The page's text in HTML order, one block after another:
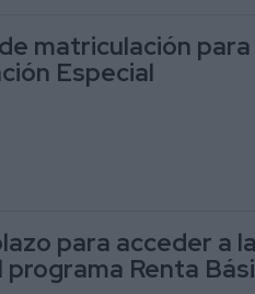
matriculación
Especial
para acceder a
Renta